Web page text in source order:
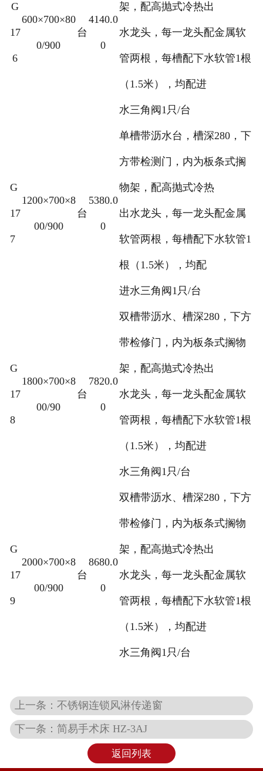
G
17
6
600×700×80
0/900
台
4140.0
0
架，配高抛式冷热出
水龙头，每一龙头配金属软
管两根，每槽配下水软管1根
（1.5米），均配进
水三角阀1只/台
G
17
7
1200×700×8
00/900
台
5380.0
0
单槽带沥水台，槽深280，下
方带检测门，内为板条式搁
物架，配高抛式冷热
出水龙头，每一龙头配金属
软管两根，每槽配下水软管1
根（1.5米），均配
进水三角阀1只/台
G
17
8
1800×700×8
00/90
台
7820.0
0
双槽带沥水、槽深280，下方
带检修门，内为板条式搁物
架，配高抛式冷热出
水龙头，每一龙头配金属软
管两根，每槽配下水软管1根
（1.5米），均配进
水三角阀1只/台
G
17
9
2000×700×8
00/900
台
8680.0
0
双槽带沥水、槽深280，下方
带检修门，内为板条式搁物
架，配高抛式冷热出
水龙头，每一龙头配金属软
管两根，每槽配下水软管1根
（1.5米），均配进
水三角阀1只/台
上一条：不锈钢连锁风淋传递窗
下一条：简易手术床 HZ-3AJ
返回列表